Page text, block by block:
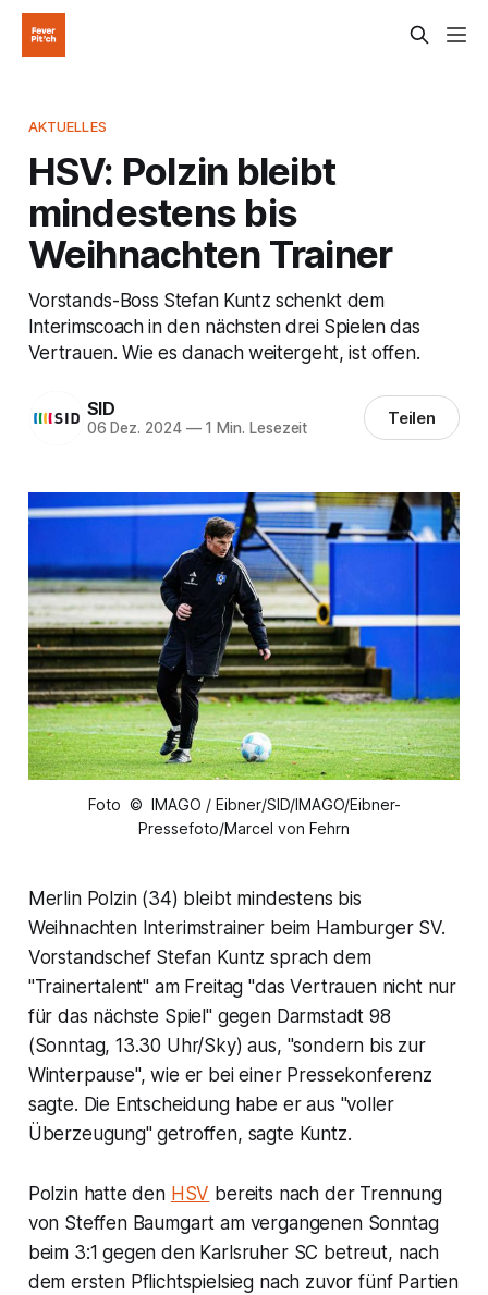
AKTUELLES
HSV: Polzin bleibt
mindestens bis
Weihnachten Trainer
Vorstands-Boss Stefan Kuntz schenkt dem
Interimscoach in den nächsten drei Spielen das
Vertrauen. Wie es danach weitergeht, ist offen.
SID
06 Dez. 2024 —1 Min. Lesezeit Teilen
Foto © IMAGO / Eibner/SID/IMAGO/Eibner-
Pressefoto/Marcel von Fehrn
Merlin Polzin (34) bleibt mindestens bis
Weihnachten Interimstrainer beim Hamburger SV.
Vorstandschef Stefan Kuntz sprach dem
"Trainertalent" am Freitag "das Vertrauen nicht nur
für das nächste Spiel" gegen Darmstadt 98
(Sonntag, 13.30 Uhr/Sky) aus, "sondern bis zur
Winterpause", wie er bei einer Pressekonferenz
sagte. Die Entscheidung habe er aus "voller
Überzeugung" getroffen, sagte Kuntz.
Polzin hatte den HSV bereits nach der Trennung
von Steffen Baumgart am vergangenen Sonntag
beim 3:1 gegen den Karlsruher SC betreut, nach
dem ersten Pflichtspielsieg nach zuvor fünf Partien